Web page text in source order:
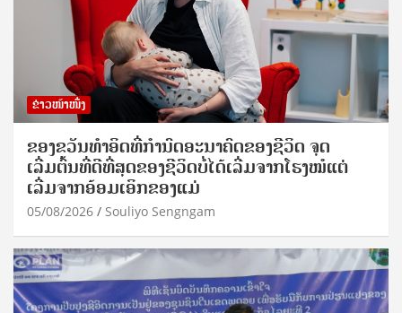
ຂ່າວໜ້າໜຶ່ງ
ຂອງຂວັນທໍາອິດທີ່ກໍານົດອະນາຄົດຂອງຊີວິດ ຈຸດ
ເລີ່ມຕົ້ນທີ່ດີທີ່ສຸດຂອງຊີວິດບໍ່ໄດ້ເລີ່ມຈາກໂຮງໝໍແຕ່
ເລີ່ມຈາກອ້ອມເອິກຂອງແມ່
05/08/2026 Souliyo Sengngam